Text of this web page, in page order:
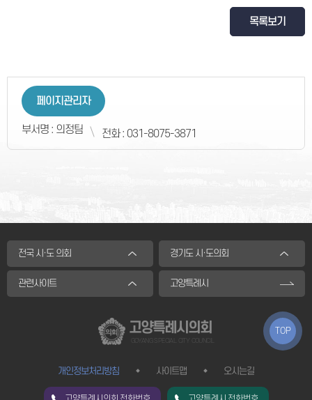
목록보기
페이지관리자
부서명 : 의정팀 전화 : 031-8075-3871
TOP
전국 시·도 의회 경기도 시·도의회
관련사이트 고양특례시
고양특례시의회
GOYANG SPECIAL CITY COUNCIL
개인정보처리방침 사이트맵 오시는길